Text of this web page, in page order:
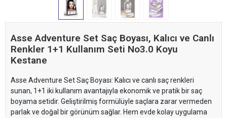
Asse Adventure Set Saç Boyası, Kalıcı ve Canlı
Renkler 1+1 Kullanım Seti No3.0 Koyu
Kestane
Asse Adventure Set Saç Boyası: Kalıcı ve canlı saç renkleri
sunan, 1+1 iki kullanım avantajıyla ekonomik ve pratik bir saç
boyama setidir. Geliştirilmiş formülüyle saçlara zarar vermeden
parlak ve doğal bir görünüm sağlar. Hem evde kolay uygulama